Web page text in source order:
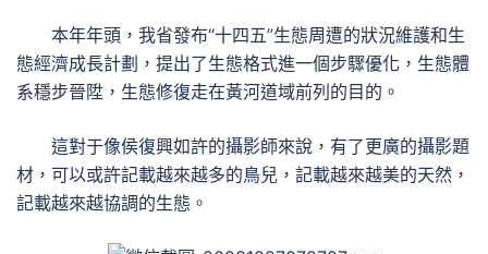
本年年頭，我省發布“十四五”生態周遭的狀況維護和生
態經濟成長計劃，提出了生態格式進一個步驟優化，生態體
系穩步晉陞，生態修復走在黃河道域前列的目的。
這對于像侯復興如許的攝影師來說，有了更廣的攝影題
材，可以或許記載越來越多的鳥兒，記載越來越美的天然，
記載越來越協調的生態。